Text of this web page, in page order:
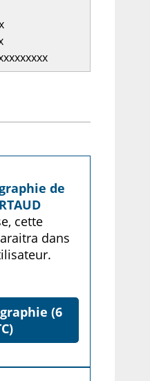
de
cette
dans
(6